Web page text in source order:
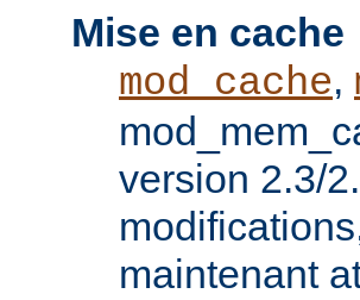
Mise en cache
mod_cache,
version 2.3/
maintenant